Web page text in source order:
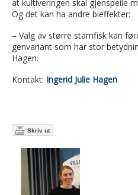
at kultiveringen skal gjenspeile
Og det kan ha andre bieffekter:
– Valg av større stamfisk kan
genvariant som har stor
Hagen.
Kontakt: Ingerid Julie Hagen
Skriv ut